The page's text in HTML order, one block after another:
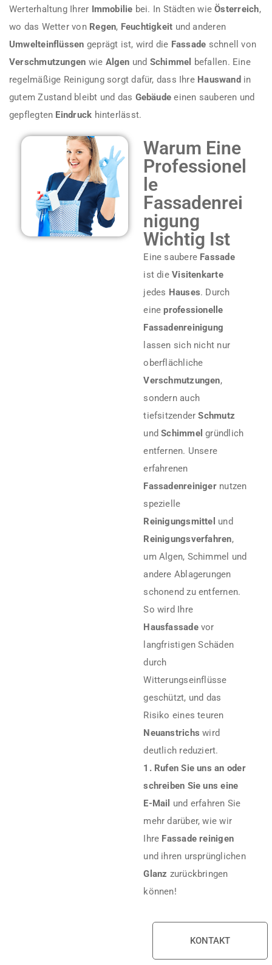
Werterhaltung Ihrer Immobilie bei. In Städten wieÖsterreich,
wo das Wetter von Regen, Feuchtigkeit und anderen
Umwelteinflüssen geprägt ist, wird die Fassade schnell von
Verschmutzungen wie Algen und Schimmel
befallen. Eine
regelmäßige Reinigung sorgt dafür, dass Ihre Hauswand in
gutem Zustand bleibt und das Gebäude einen sauberen und
gepflegten Eindruck hinterlässt.
Warum Eine
Professionel
Le
Fassadenrei
Nigung
Wichtig Ist
Eine saubere Fassade
ist dieVisitenkarte
jedes Hauses. Durch
eineprofessionelle
Fassadenreinigung
lassen sich nicht nur
oberflächliche
Verschmutzungen,
sondern auch
tiefsitzenderSchmutz
undSchimmel gründlich
entfernen. Unsere
erfahrenen
Fassadenreinigernutzen
spezielle
Reinigungsmittel und
Reinigungsverfahren,
um Algen, Schimmel und
andere Ablagerungen
schonend zu entfernen.
So wird Ihre
Hausfassadevor
langfristigen Schäden
durch
Witterungseinflüsse
geschützt, und das
Risiko eines teuren
Neuanstrichs wird
deutlich reduziert.
1. Rufen Sie uns an oder
schreiben Sie uns eine
E-Mail
und erfahren Sie
mehr darüber, wie wir
Ihre Fassade reinigen
und ihren ursprünglichen
Glanz zurückbringen
können!
KONTAKT